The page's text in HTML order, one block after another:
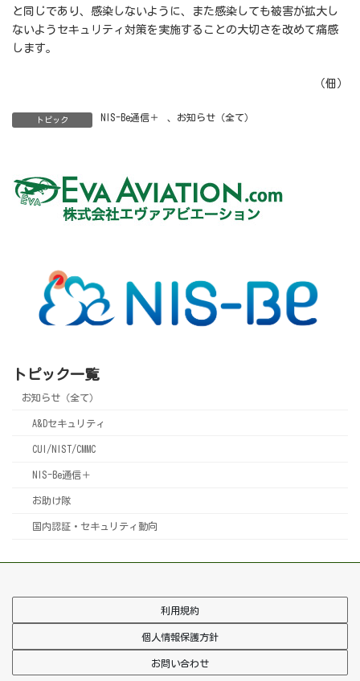
と同じであり、感染しないように、また感染しても被害が拡大し
ないようセキュリティ対策を実施することの大切さを改めて痛感
します。
（佃）
トピック NIS-Be通信＋ お知らせ（全て）
トピック一覧
お知らせ（全て）
A&Dセキュリティ
CUI/NIST/CMMC
NIS-Be通信＋
お助け隊
国内認証・セキュリティ動向
利用規約
個人情報保護方針
お問い合わせ